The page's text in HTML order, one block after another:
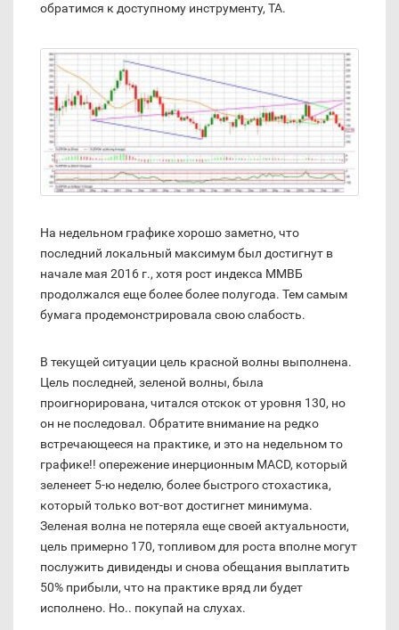
обратимся к доступному инструменту, ТА.
На недельном графике хорошо заметно, что
последний локальный максимум был достигнут в
начале мая 2016 г., хотя рост индекса ММВБ
продолжался еще более более полугода. Тем самым
бумага продемонстрировала свою слабость.
В текущей ситуации цель красной волны выполнена.
Цель последней, зеленой волны, была
проигнорирована, читался отскок от уровня 130, но
он не последовал. Обратите внимание на редко
встречающееся на практике, и это на недельном то
графике!! опережение инерционным MACD, который
зеленеет 5-ю неделю, более быстрого стохастика,
который только вот-вот достигнет минимума.
Зеленая волна не потеряла еще своей актуальности,
цель примерно 170, топливом для роста вполне могут
послужить дивиденды и снова обещания выплатить
50% прибыли, что на практике вряд ли будет
исполнено. Но.. покупай на слухах.